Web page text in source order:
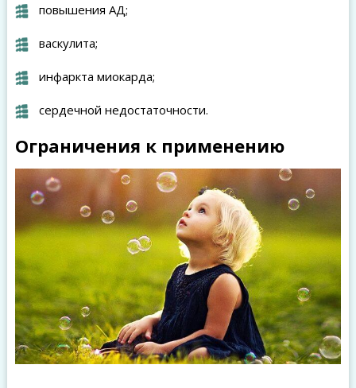
повышения АД;
васкулита;
инфаркта миокарда;
сердечной недостаточности.
Ограничения к применению